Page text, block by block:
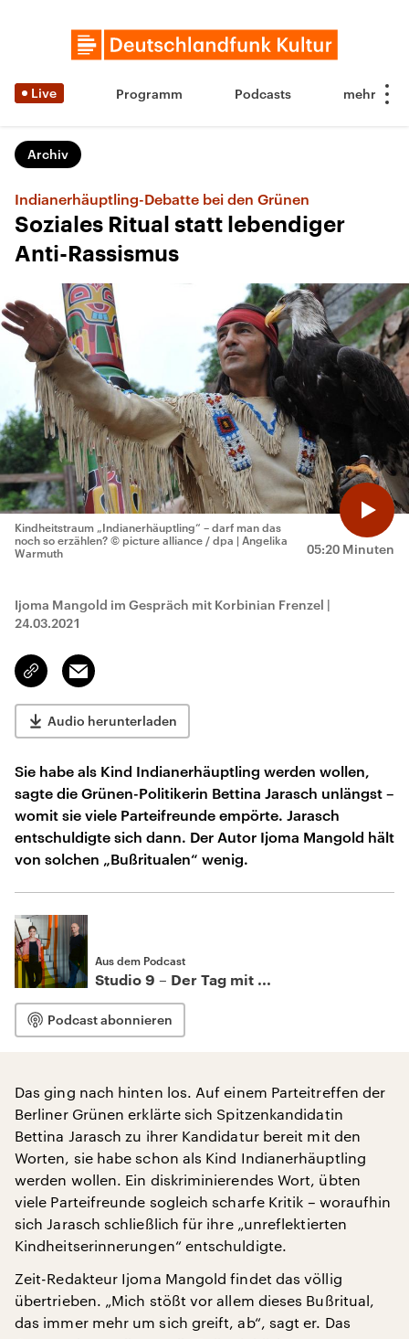
Live Programm Podcasts
Archiv
Indianerhäuptling-Debatte bei den Grünen
Soziales Ritual statt lebendiger
Anti-Rassismus
05:20 Minuten
Kindheitstraum „Indianerhäuptling“ – darf man das
noch so erzählen? © picture alliance / dpa | Angelika
Warmuth
Ijoma Mangold im Gespräch mit Korbinian Frenzel |
24.03.2021
Link
kopieren/teilen
Email
Audio herunterladen
Sie habe als Kind Indianerhäuptling werden wollen,
sagte die Grünen-Politikerin Bettina Jarasch unlängst –
womit sie viele Parteifreunde empörte. Jarasch
entschuldigte sich dann. Der Autor Ijoma Mangold hält
von solchen „Bußritualen“ wenig.
Aus dem Podcast
Studio 9 – Der Tag mit ...
Podcast abonnieren
Das ging nach hinten los. Auf einem Parteitreffen der
Berliner Grünen erklärte sich Spitzenkandidatin
Bettina Jarasch zu ihrer Kandidatur bereit mit den
Worten, sie habe schon als Kind Indianerhäuptling
werden wollen. Ein diskriminierendes Wort, übten
viele Parteifreunde sogleich scharfe Kritik – woraufhin
sich Jarasch schließlich für ihre „unreflektierten
Kindheitserinnerungen“ entschuldigte.
Zeit-Redakteur Ijoma Mangold findet das völlig
übertrieben. „Mich stößt vor allem dieses Bußritual,
das immer mehr um sich greift, ab“, sagt er. Das